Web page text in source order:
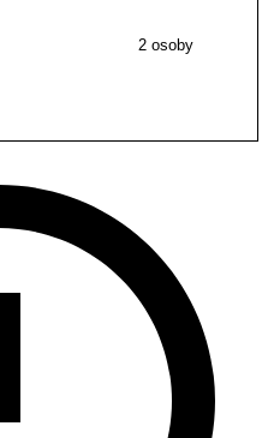
2 osoby